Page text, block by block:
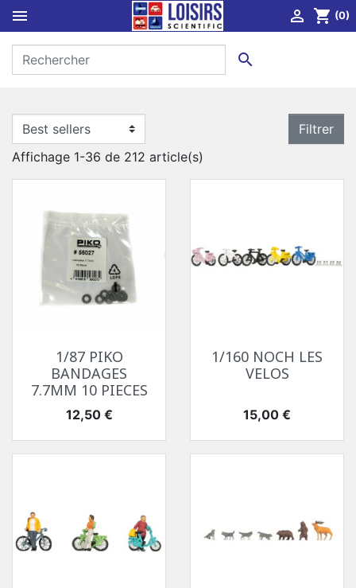
  shopping_cart (0)

Filtrer
Affichage 1-36 de 212 article(s)
1/87 PIKO
BANDAGES
7.7MM 10 PIECES
Prix
12,50 €
1/160 NOCH LES
VELOS
Prix
15,00 €